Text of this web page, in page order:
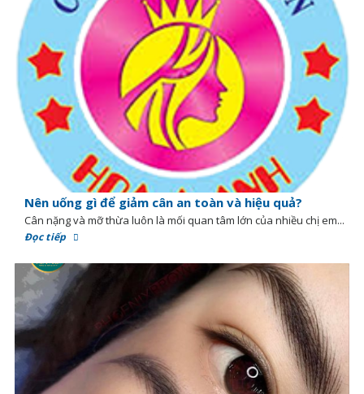
Nên uống gì để giảm cân an toàn và hiệu quả?
Cân nặng và mỡ thừa luôn là mối quan tâm lớn của nhiều chị em...
Đọc tiếp